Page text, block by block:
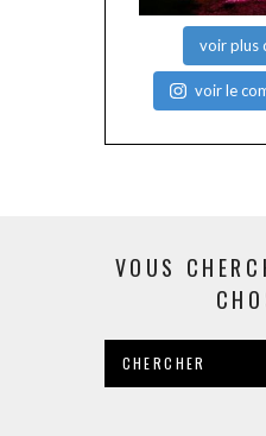
voir plus
voir le
VOUS